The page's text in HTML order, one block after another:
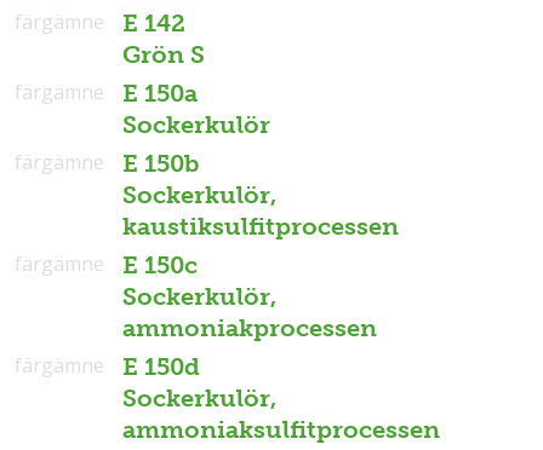
E 142
Grön S
färgämne
E 150a
Sockerkulör
färgämne
E 150b
Sockerkulör,
kaustiksulfitprocessen
färgämne
E 150c
Sockerkulör,
ammoniakprocessen
färgämne
E 150d
Sockerkulör,
ammoniaksulfitprocessen
färgämne